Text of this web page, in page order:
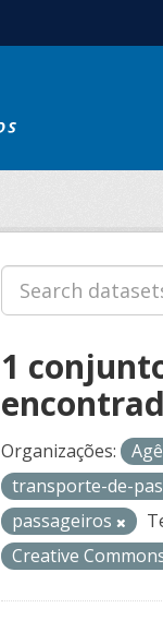
1
Organizações:
transporte-de-
passageiros
Creative